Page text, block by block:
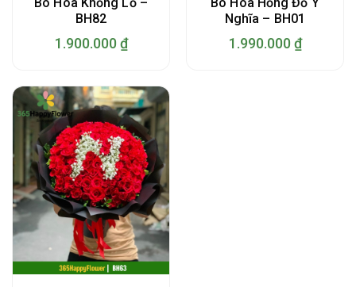
BH82
1.900.000 ₫
Nghĩa – BH01
1.990.000 ₫